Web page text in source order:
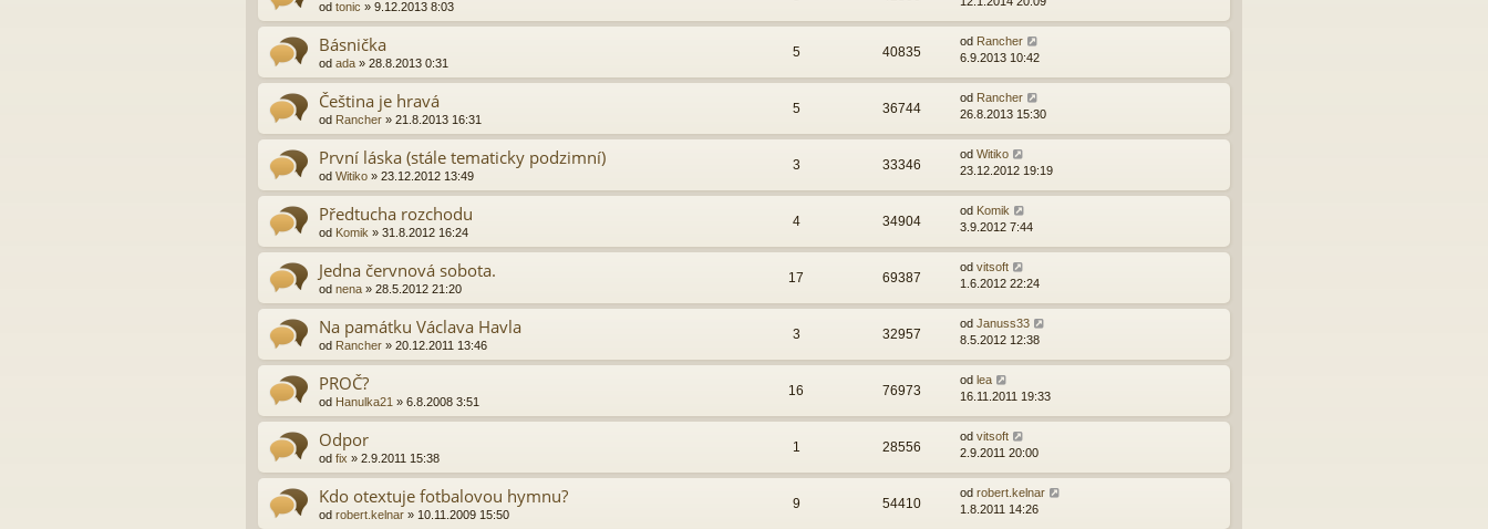
od tonic » 9.12.2013 8:03
Básnička
od ada » 28.8.2013 0:31
5 40835
od Rancher
6.9.2013 10:42
Čeština je hravá
od Rancher » 21.8.2013 16:31
5 36744
od Rancher
26.8.2013 15:30
První láska (stále tematicky podzimní)
od Witiko » 23.12.2012 13:49
3 33346
od Witiko
23.12.2012 19:19
Předtucha rozchodu
od Komik » 31.8.2012 16:24
4 34904
od Komik
3.9.2012 7:44
Jedna červnová sobota.
od nena » 28.5.2012 21:20
17 69387
od vitsoft
1.6.2012 22:24
Na památku Václava Havla
od Rancher » 20.12.2011 13:46
3 32957
od Januss33
8.5.2012 12:38
PROČ?
od Hanulka21 » 6.8.2008 3:51
16 76973
od lea
16.11.2011 19:33
Odpor
od fix » 2.9.2011 15:38
1 28556
od vitsoft
2.9.2011 20:00
Kdo otextuje fotbalovou hymnu?
od robert.kelnar » 10.11.2009 15:50
9 54410
od robert.kelnar
1.8.2011 14:26